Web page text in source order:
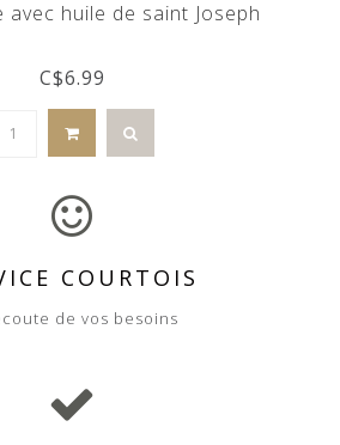
avec huile de saint Joseph
C$6.99
COURTOIS
de vos besoins